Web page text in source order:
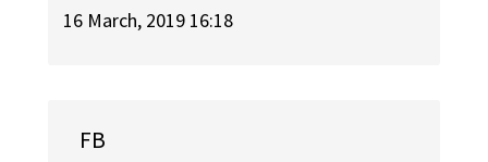
16 March, 2019 16:18
FB